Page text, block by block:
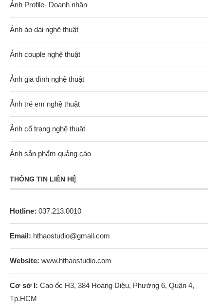
Ảnh Profile- Doanh nhân
Ảnh áo dài nghệ thuật
Ảnh couple nghệ thuật
Ảnh gia đình nghệ thuật
Ảnh trẻ em nghệ thuật
Ảnh cổ trang nghệ thuật
Ảnh sản phẩm quảng cáo
THÔNG TIN LIÊN HỆ
Hotline: 037.213.0010
Email: hthaostudio@gmail.com
Website: www.hthaostudio.com
Cơ sở I: Cao ốc H3, 384 Hoàng Diệu, Phường 6, Quận 4,
Tp.HCM